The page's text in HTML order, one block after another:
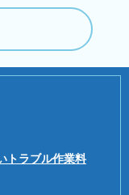
トラブル作業料